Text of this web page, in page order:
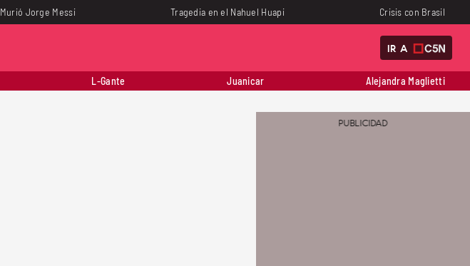
Murió Jorge Messi Tragedia en el Nahuel Huapi Crisis con Brasil
IR A
L-Gante Juanicar Alejandra Maglietti